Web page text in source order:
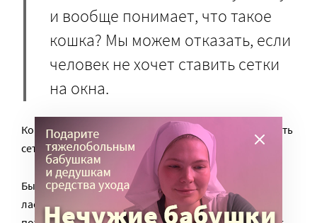
и вообще понимает, что такое
кошка? Мы можем отказать, если
человек не хочет ставить сетки
на окна.
Кошки выпадают из окон довольно часто, а поставить
сетку на окно стоит пару тысяч.
Бывает, что кошка пережила насилие, ей нужно
ласковое и бережное отношение, а в семье